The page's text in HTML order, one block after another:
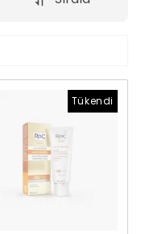
Tükendi